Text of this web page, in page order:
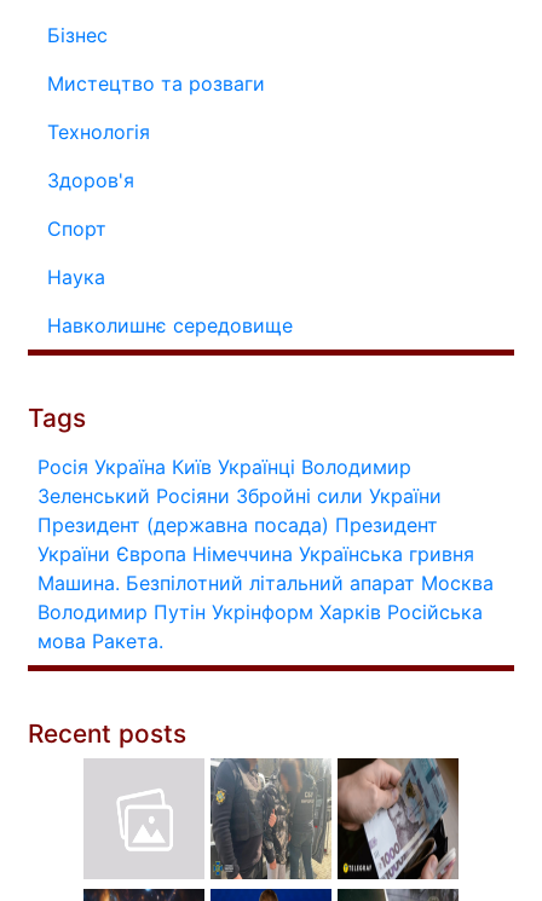
Бізнес
Мистецтво та розваги
Технологія
Здоров'я
Спорт
Наука
Навколишнє середовище
Tags
Росія Україна Київ Українці Володимир
Зеленський Росіяни Збройні сили України
Президент (державна посада) Президент
України Європа Німеччина Українська гривня
Машина. Безпілотний літальний апарат Москва
Володимир Путін Укрінформ Харків Російська
мова Ракета.
Recent posts